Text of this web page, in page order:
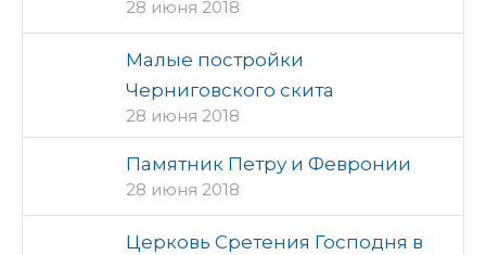
28 июня 2018
Малые постройки
Черниговского скита
28 июня 2018
Памятник Петру и Февронии
28 июня 2018
Церковь Сретения Господня в